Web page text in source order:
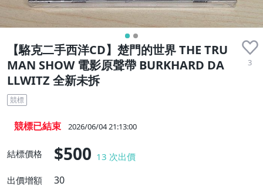
【駱克二手西洋CD】楚門的世界 THE TRU
MAN SHOW 電影原聲帶 BURKHARD DA
LLWITZ 全新未拆
3
競標
競標已結束 2026/06/04 21:13:00
結標價格 $500 13 次出價
出價增額
30